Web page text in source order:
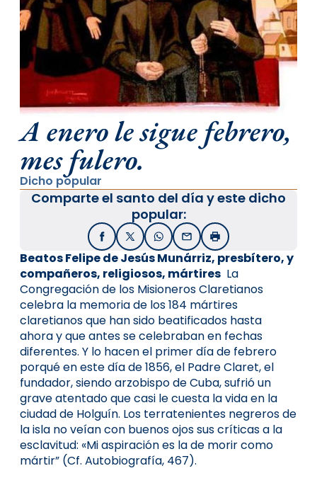
A enero le sigue febrero,
mes fulero.
Dicho popular
Comparte el santo del día y este dicho
popular:
FacebookX / TwitterWhatsApp
EmailImprimir
Beatos Felipe de Jesús Munárriz, presbítero, y
compañeros, religiosos, mártires La
Congregación de los Misioneros Claretianos
celebra la memoria de los 184 mártires
claretianos que han sido beatificados hasta
ahora y que antes se celebraban en fechas
diferentes. Y lo hacen el primer día de febrero
porqué en este día de 1856, el Padre Claret, el
fundador, siendo arzobispo de Cuba, sufrió un
grave atentado que casi le cuesta la vida en la
ciudad de Holguín. Los terratenientes negreros de
la isla no veían con buenos ojos sus críticas a la
esclavitud: «Mi aspiración es la de morir como
mártir” (Cf. Autobiografía, 467).